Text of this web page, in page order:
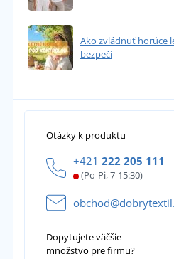
Ako zvládnuť horúce
bezpečí
Otázky k produktu
+421 222 205 111
(Po-Pi, 7-15:30)
Dopytujete väčšie
množstvo pre firmu?